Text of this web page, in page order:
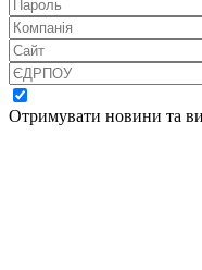
Отримувати новини та